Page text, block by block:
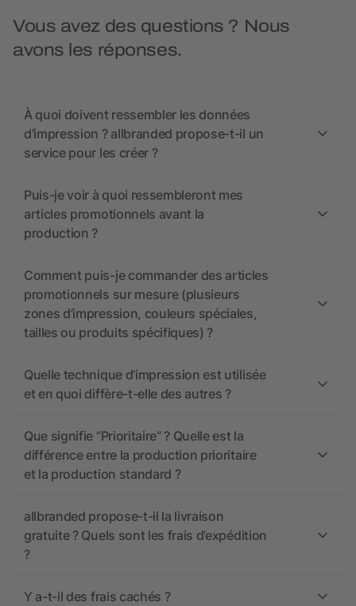
Vous avez des questions ? Nous
avons les réponses.
À quoi doivent ressembler les données
d’impression ? allbranded propose-t-il un
service pour les créer ?
Puis-je voir à quoi ressembleront mes
articles promotionnels avant la
production ?
Comment puis-je commander des articles
promotionnels sur mesure (plusieurs
zones d’impression, couleurs spéciales,
tailles ou produits spécifiques) ?
Quelle technique d’impression est utilisée
et en quoi diffère-t-elle des autres ?
Que signifie “Prioritaire” ? Quelle est la
différence entre la production prioritaire
et la production standard ?
allbranded propose-t-il la livraison
gratuite ? Quels sont les frais d’expédition
?
Y a-t-il des frais cachés ?